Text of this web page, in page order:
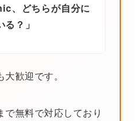
、どちらが自分に
？」
歓迎です。
無料で対応しており